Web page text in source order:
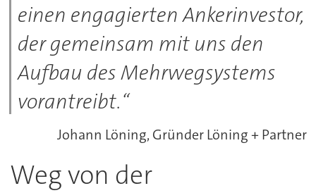
einen engagierten Ankerinvestor,
der gemeinsam mit uns den
Aufbau des Mehrwegsystems
vorantreibt.“
Johann Löning, Gründer Löning + Partner
Weg von der